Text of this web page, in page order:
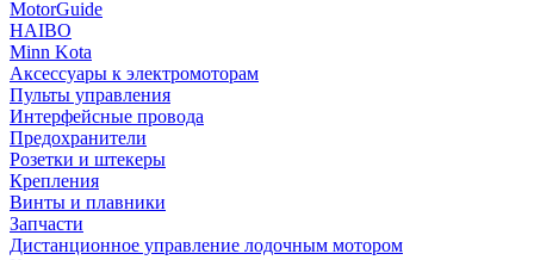
MotorGuide
HAIBO
Minn Kota
Аксессуары к электромоторам
Пульты управления
Интерфейсные провода
Предохранители
Розетки и штекеры
Крепления
Винты и плавники
Запчасти
Дистанционное управление лодочным мотором